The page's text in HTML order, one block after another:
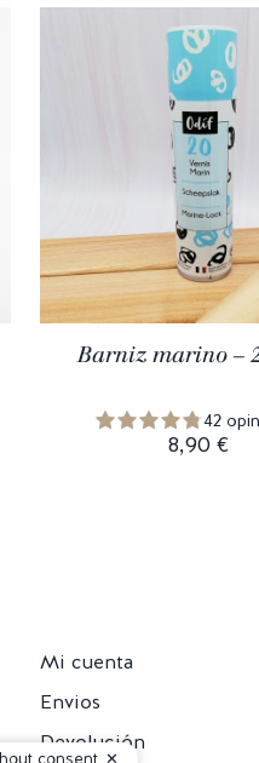
Barniz marino –
42
8,90 €
Mi cuenta
Envios
Devolución
consent